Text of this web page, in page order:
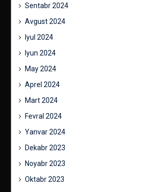
Sentabr 2024
Avgust 2024
Iyul 2024
Iyun 2024
May 2024
Aprel 2024
Mart 2024
Fevral 2024
Yanvar 2024
Dekabr 2023
Noyabr 2023
Oktabr 2023